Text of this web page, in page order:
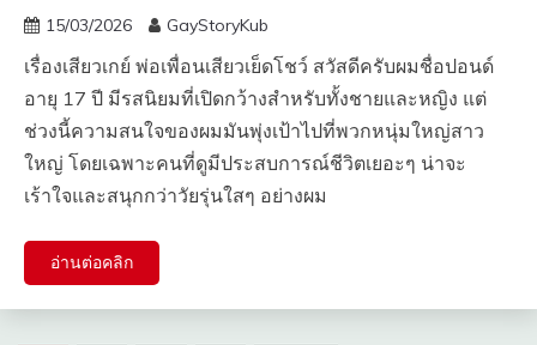
15/03/2026 GayStoryKub
เรื่องเสียวเกย์ พ่อเพื่อนเสียวเย็ดโชว์ สวัสดีครับผมชื่อปอนด์
อายุ 17 ปี มีรสนิยมที่เปิดกว้างสำหรับทั้งชายและหญิง แต่
ช่วงนี้ความสนใจของผมมันพุ่งเป้าไปที่พวกหนุ่มใหญ่สาว
ใหญ่ โดยเฉพาะคนที่ดูมีประสบการณ์ชีวิตเยอะๆ น่าจะ
เร้าใจและสนุกกว่าวัยรุ่นใสๆ อย่างผม
อ่านต่อคลิก